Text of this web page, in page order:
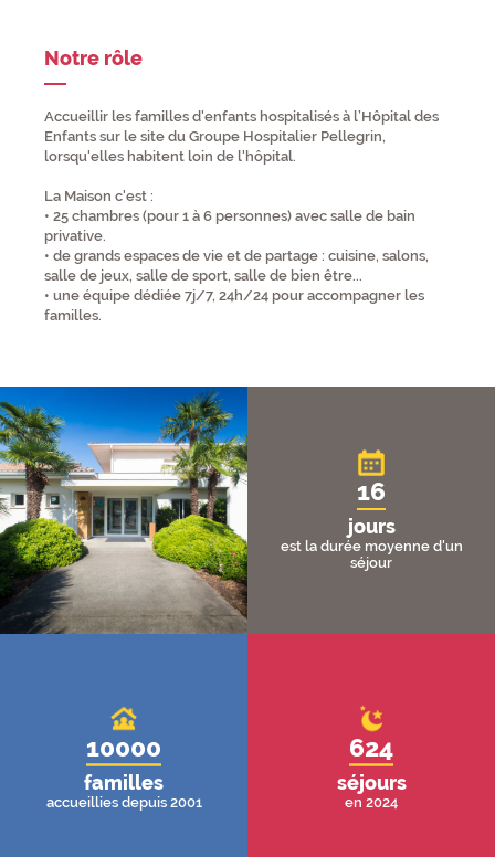
Notre rôle
Accueillir les familles d'enfants hospitalisés à l’Hôpital des
Enfants sur le site du Groupe Hospitalier Pellegrin,
lorsqu'elles habitent loin de l'hôpital.
La Maison c'est :
• 25 chambres (pour 1 à 6 personnes) avec salle de bain
privative.
• de grands espaces de vie et de partage : cuisine, salons,
salle de jeux, salle de sport, salle de bien être...
• une équipe dédiée 7j/7, 24h/24 pour accompagner les
familles.
16
jours
est la durée moyenne d'un
séjour
10000
familles
accueillies depuis 2001
624
séjours
en 2024